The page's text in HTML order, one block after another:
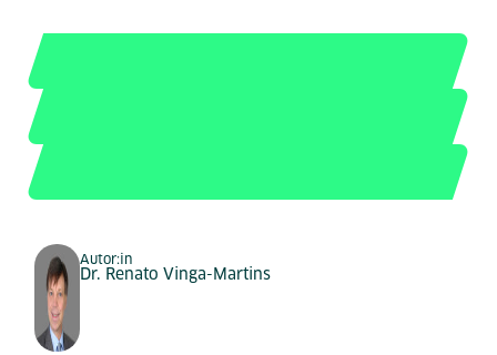
Autor:in
Dr. Renato Vinga-Martins